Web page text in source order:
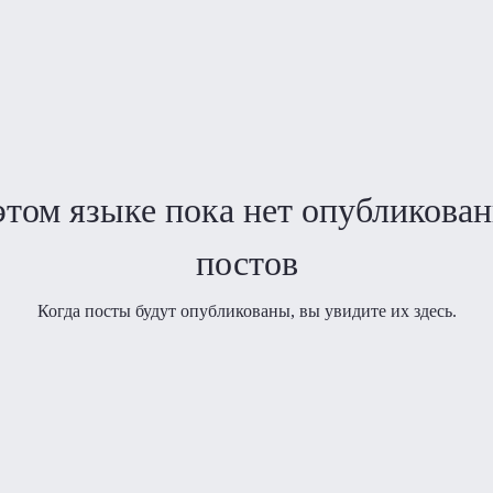
языке пока нет
постов
Когда посты будут опубликованы, вы увидите их здесь.